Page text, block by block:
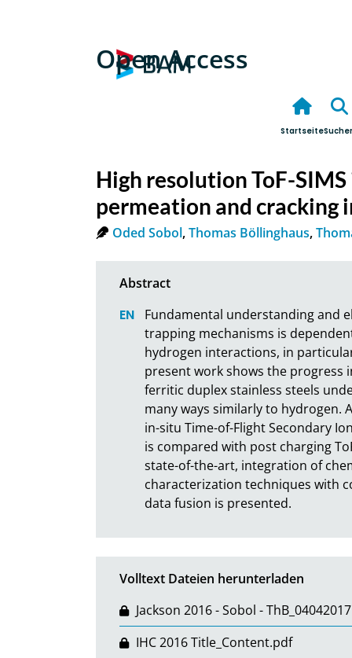
Open Access
Startseite
High resolution ToF-
permeation and cracking
Oded Sobol,Thomas Böllinghaus,
Fundamental understanding and
trapping mechanisms is
hydrogen interactions, in
present work shows the
ferritic duplex stainless steels
many ways similarly to
in-situ Time-of-Flight Secondary
is compared with post charging
state-of-the-art, integration of
characterization techniques with
data fusion is presented.
Volltext Dateien herunterladen
Jackson 2016 - Sobol -
IHC 2016 Title_Content.pdf